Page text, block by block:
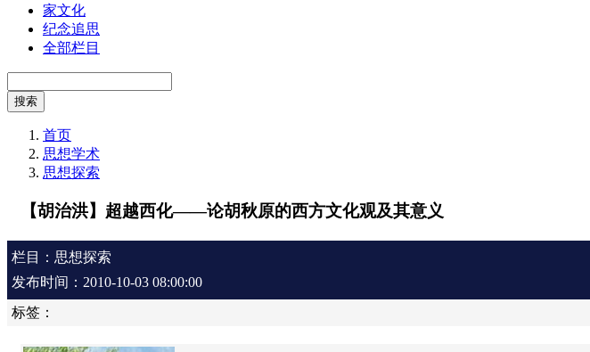
家文化
纪念追思
全部栏目
搜索
首页
思想学术
思想探索
【胡治洪】超越西化——论胡秋原的西方文化观及其意义
栏目：思想探索
发布时间：2010-10-03 08:00:00
标签：